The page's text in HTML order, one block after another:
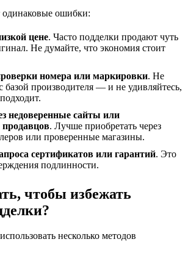
ошибки:
цене. Часто подделки продают чуть
Не думайте, что экономия стоит
номера или маркировки. Не
базой производителя — и не удивляйтесь,
недоверенные сайты или
. Лучше приобретать через
или проверенные магазины.
сертификатов или гарантий. Это
подлинности.
чтобы избежать
несколько методов